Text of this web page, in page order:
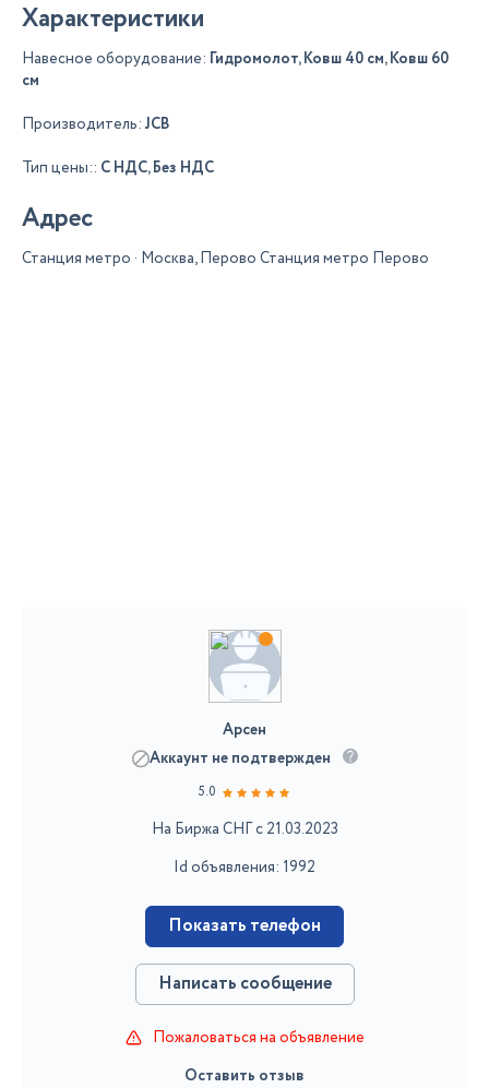
Характеристики
Навесное оборудование: Гидромолот, Ковш 40 см, Ковш 60
см
Производитель: JCB
Тип цены:: С НДС, Без НДС
Адрес
Станция метро · Москва, Перово Станция метро Перово
Арсен
Аккаунт не подтвержден
5.0
На Биржа СНГ с 21.03.2023
Id объявления: 1992
Показать телефон
Написать сообщение
Пожаловаться на объявление
Оставить отзыв